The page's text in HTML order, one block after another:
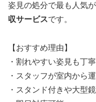
姿見の処分で最も人気が
収サービスです。
【おすすめ理由】
・割れやすい姿見も丁
・スタッフが室内から
・スタンド付きや大型